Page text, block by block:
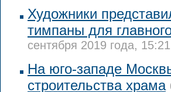
Художники
тимпаны для
сентября 2019 года, 15:21
На юго-западе
строительства храма